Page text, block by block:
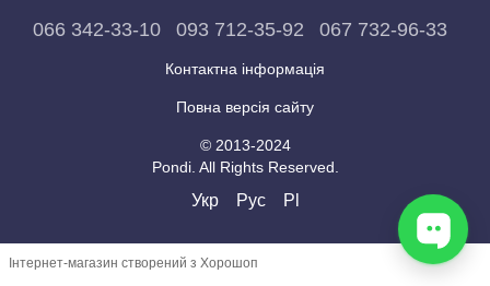
066 342-33-10 093 712-35-92 067 732-96-33
Контактна інформація
Повна версія сайту
© 2013-2024
Pondi. All Rights Reserved.
Укр Рус Pl
Інтернет-магазин створений з Хорошоп